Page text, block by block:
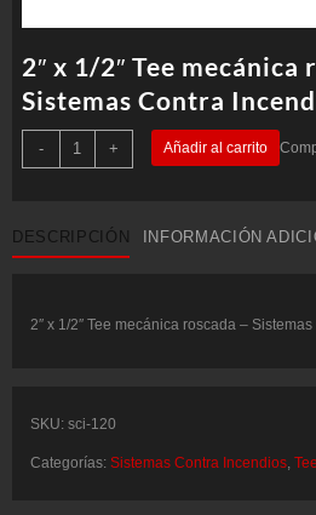
2″ x 1/2″ Tee mecánica
Sistemas Contra
-
1/2"
-
Sistemas
+ Añadir al carrito
DESCRIPCIÓN INFORMACIÓN
2″ x 1/2″ Tee mecánica roscada –
SKU: sci-120
Categorías: Sistemas Contra Incendios,